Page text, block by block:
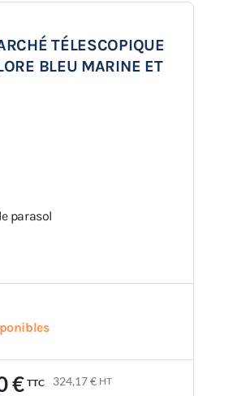
TÉLESCOPIQUE
BLEU MARINE ET
parasol
€ TTC 324,17 € HT